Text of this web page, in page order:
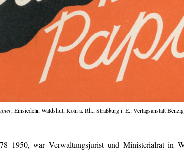
, Einsiedeln, Waldshut, Köln a. Rh., Straßburg i. E.: Verlagsanstalt
war Verwaltungsjurist und Ministerialrat in